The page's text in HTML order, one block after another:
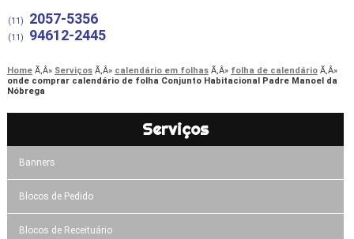
(11) 2057-5356
(11) 94612-2445
Home Serviços calendário em folhas
folha de calendário
onde comprar calendário de folha Conjunto Habitacional Padre Manoel da
Nóbrega
Serviços
Banners
Blocos de Pedido
Blocos de Receituário